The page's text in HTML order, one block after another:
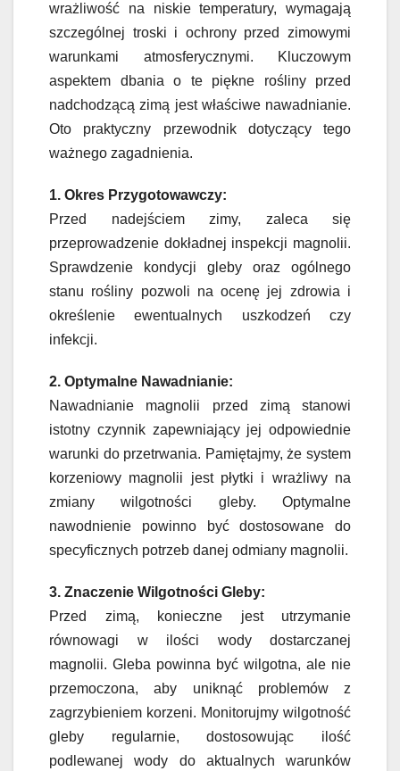
wrażliwość na niskie temperatury, wymagają
szczególnej troski i ochrony przed zimowymi
warunkami atmosferycznymi. Kluczowym
aspektem dbania o te piękne rośliny przed
nadchodzącą zimą jest właściwe nawadnianie.
Oto praktyczny przewodnik dotyczący tego
ważnego zagadnienia.
1. Okres Przygotowawczy:
Przed nadejściem zimy, zaleca się
przeprowadzenie dokładnej inspekcji magnolii.
Sprawdzenie kondycji gleby oraz ogólnego
stanu rośliny pozwoli na ocenę jej zdrowia i
określenie ewentualnych uszkodzeń czy
infekcji.
2. Optymalne Nawadnianie:
Nawadnianie magnolii przed zimą stanowi
istotny czynnik zapewniający jej odpowiednie
warunki do przetrwania. Pamiętajmy, że system
korzeniowy magnolii jest płytki i wrażliwy na
zmiany wilgotności gleby. Optymalne
nawodnienie powinno być dostosowane do
specyficznych potrzeb danej odmiany magnolii.
3. Znaczenie Wilgotności Gleby:
Przed zimą, konieczne jest utrzymanie
równowagi w ilości wody dostarczanej
magnolii. Gleba powinna być wilgotna, ale nie
przemoczona, aby uniknąć problemów z
zagrzybieniem korzeni. Monitorujmy wilgotność
gleby regularnie, dostosowując ilość
podlewanej wody do aktualnych warunków